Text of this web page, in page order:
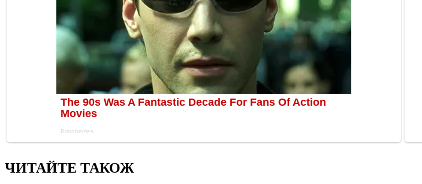
ЧИТАЙТЕ ТАКОЖ